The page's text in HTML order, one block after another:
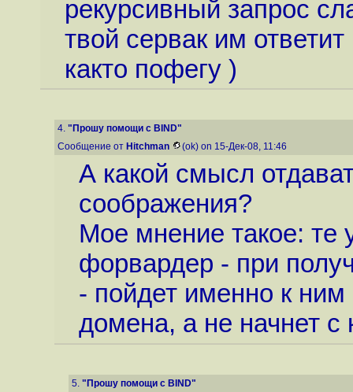
рекурсивный запрос
твой сервак им
както пофегу )
4. "Прошу помощи с BIND"
Сообщение от Hitchman (ok) on 15-Дек-08, 11:46
А какой смысл
соображения?
Мое мнение такое: те
форвардер - при
- пойдет именно к
домена, а не начнет с
5. "Прошу помощи с BIND"